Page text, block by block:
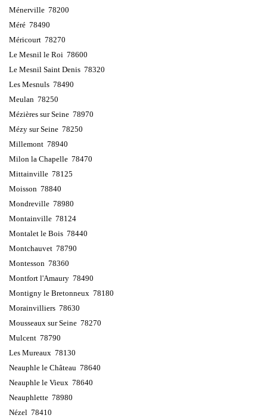
Ménerville 78200
Méré 78490
Méricourt 78270
Le Mesnil le Roi 78600
Le Mesnil Saint Denis 78320
Les Mesnuls 78490
Meulan 78250
Mézières sur Seine 78970
Mézy sur Seine 78250
Millemont 78940
Milon la Chapelle 78470
Mittainville 78125
Moisson 78840
Mondreville 78980
Montainville 78124
Montalet le Bois 78440
Montchauvet 78790
Montesson 78360
Montfort l'Amaury 78490
Montigny le Bretonneux 78180
Morainvilliers 78630
Mousseaux sur Seine 78270
Mulcent 78790
Les Mureaux 78130
Neauphle le Château 78640
Neauphle le Vieux 78640
Neauphlette 78980
Nézel 78410